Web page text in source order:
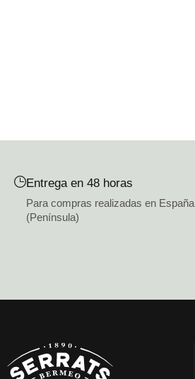
Entrega en 48 horas
Para compras realizadas en España
(Península)